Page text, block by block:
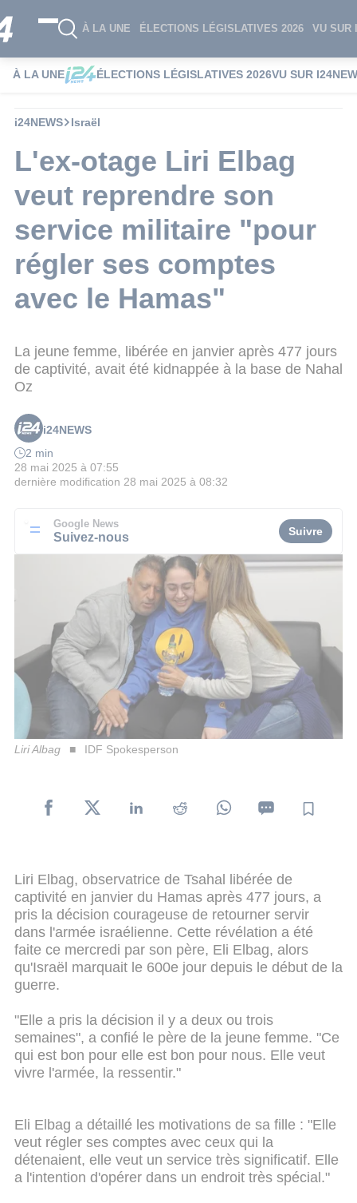
À LA UNE ÉLECTIONS LÉGISLATIVES 2026 VU SUR
À LA UNE ÉLECTIONS LÉGISLATIVES 2026VU SUR
i24NEWS Israël
L'ex-otage Liri Elbag
veut reprendre son
service militaire "pour
régler ses comptes
avec le Hamas"
La jeune femme, libérée en janvier après 477 jours
de captivité, avait été kidnappée à la base de Nahal
Oz
i24NEWS
2 min
28 mai 2025 à 07:55
dernière modification 28 mai 2025 à 08:32
Google News
Suivez-nous Suivre
Liri Albag IDF Spokesperson
Liri Elbag, observatrice de Tsahal libérée de
captivité en janvier du Hamas après 477 jours, a
pris la décision courageuse de retourner servir
dans l'armée israélienne. Cette révélation a été
faite ce mercredi par son père, Eli Elbag, alors
qu'Israël marquait le 600e jour depuis le début de la
guerre.
"Elle a pris la décision il y a deux ou trois
semaines", a confié le père de la jeune femme. "Ce
qui est bon pour elle est bon pour nous. Elle veut
vivre l'armée, la ressentir."
Eli Elbag a détaillé les motivations de sa fille : "Elle
veut régler ses comptes avec ceux qui la
détenaient, elle veut un service très significatif. Elle
a l'intention d'opérer dans un endroit très spécial."